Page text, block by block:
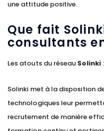
une attitude positive.
Que fait
consultants
Les atouts du réseau Solinki:
Solinki met à la disposition
technologiques leur
recrutement de manière